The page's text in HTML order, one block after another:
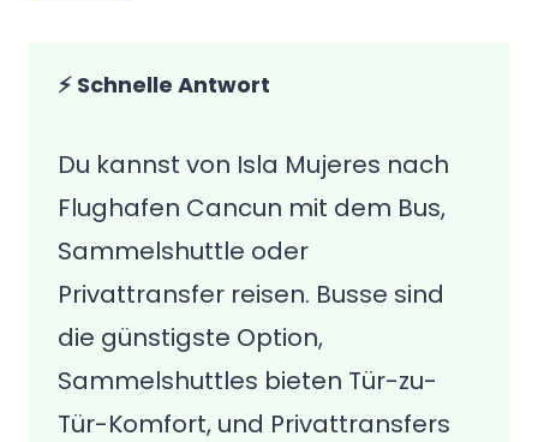
⚡ Schnelle Antwort
Du kannst von Isla Mujeres nach
Flughafen Cancun mit dem Bus,
Sammelshuttle oder
Privattransfer reisen. Busse sind
die günstigste Option,
Sammelshuttles bieten Tür-zu-
Tür-Komfort, und Privattransfers